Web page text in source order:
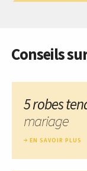
Conseils
5 robes
mariage
EN SAVOIR PLUS